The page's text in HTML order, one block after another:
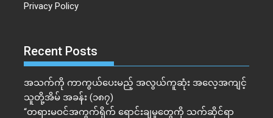
Privacy Policy
Recent Posts
အသက်ကို ကာကွယ်ပေးမည့် အလွယ်ကူဆုံး အလေ့အကျင့်
သူတို့အိမ် အခန်း (၁၈၇)
“တရားမဝင်အကွက်ရိုက် ရောင်းချမှုတွေကို သက်ဆိုင်ရာ